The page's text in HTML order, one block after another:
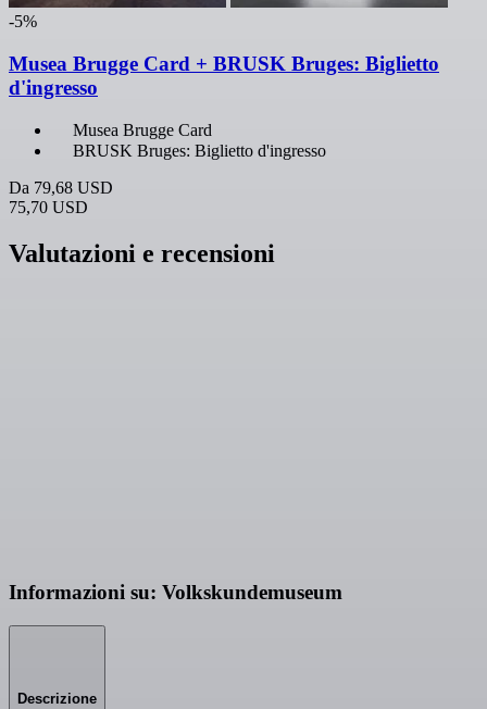
-5%
Musea Brugge Card + BRUSK Bruges: Biglietto
d'ingresso
Musea Brugge Card
BRUSK Bruges: Biglietto d'ingresso
Da 79,68 USD
75,70 USD
Valutazioni e recensioni
Informazioni su: Volkskundemuseum
Descrizione